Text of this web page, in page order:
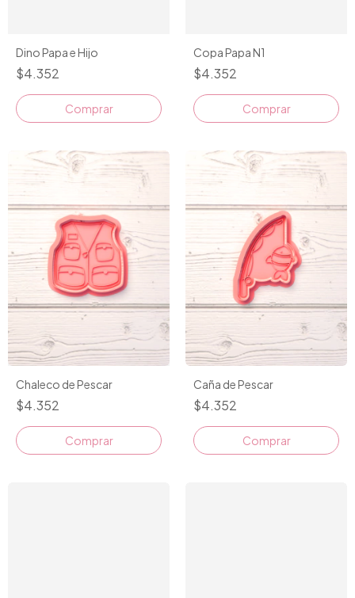
Dino Papa e Hijo
$4.352
Comprar
Copa Papa N1
$4.352
Comprar
Chaleco de Pescar
$4.352
Comprar
Caña de Pescar
$4.352
Comprar